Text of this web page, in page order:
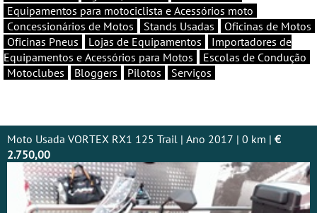
Equipamentos para motociclista e Acessórios moto
Concessionários de Motos
Stands Usadas
Oficinas de Motos
Oficinas Pneus
Lojas de Equipamentos
Importadores de
Equipamentos e Acessórios para Motos
Escolas de Condução
Motoclubes
Bloggers Pilotos Serviços
Moto Usada VORTEX RX1 125 Trail | Ano 2017 | 0 km | €
2.750,00